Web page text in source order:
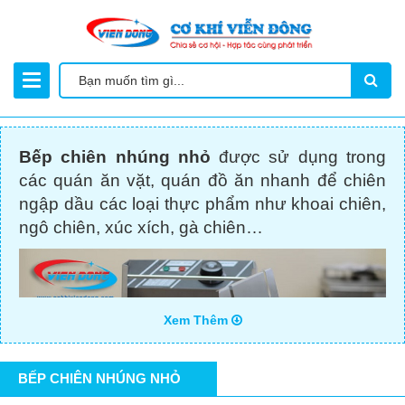
Bếp chiên nhúng nhỏ được sử dụng trong
các quán ăn vặt, quán đồ ăn nhanh để chiên
ngập dầu các loại thực phẩm như khoai chiên,
ngô chiên, xúc xích, gà chiên…
Xem Thêm
BẾP CHIÊN NHÚNG NHỎ